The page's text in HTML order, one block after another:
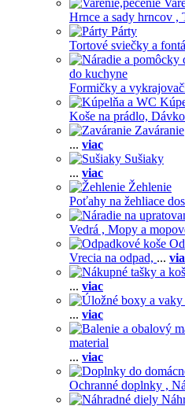
Hrnce a sady hrncov ,
Párty
Tortové sviečky a
do kuchyne
Formičky a
Koše na prádlo,
Zaváranie
... viac
Sušiaky
... viac
Žehlenie
Poťahy na žehliace
Vedrá , Mopy a
Vrecia na odpad, ...
... viac
... viac
material
... viac
Ochranné doplnky ,